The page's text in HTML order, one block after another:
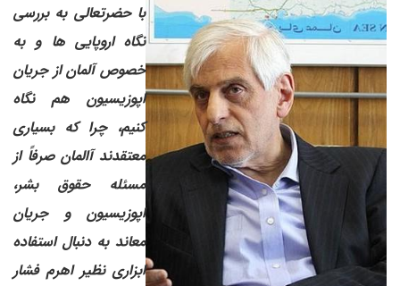
با حضرتعالی به بررسی
نگاه اروپایی ها و به
خصوص آلمان از جریان
اپوزیسیون هم نگاه
کنیم، چرا که بسیاری
معتقدند آالمان صرفاً از
مسئله حقوق بشر،
اپوزیسیون و جریان
معاند به دنبال استفاده
ابزاری نظیر اهرم فشار